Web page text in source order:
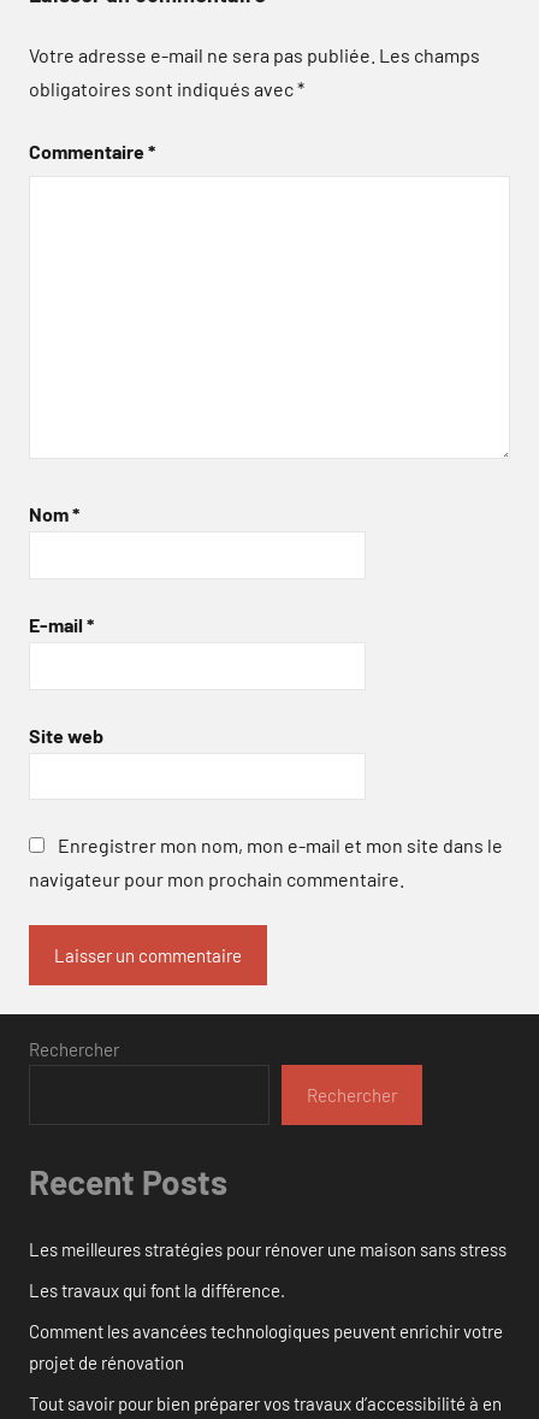
Votre adresse e-mail ne sera pas publiée. Les champs
obligatoires sont indiqués avec*
Commentaire*
Nom*
E-mail *
Site web
Enregistrer mon nom, mon e-mail et mon site dans le
navigateur pour mon prochain commentaire.
Rechercher
Rechercher
Recent Posts
Les meilleures stratégies pour rénover une maison sans stress
Les travaux qui font la différence.
Comment les avancées technologiques peuvent enrichir votre
projet de rénovation
Tout savoir pour bien préparer vos travaux d’accessibilité à en